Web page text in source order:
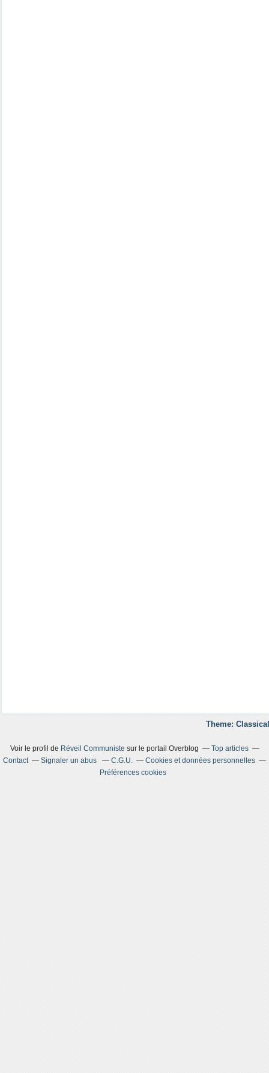
Theme:
Voir le profil de Réveil Communiste sur le portail Overblog
Top articles
Contact
Signaler un abus C.G.U.
Cookies et données personnelles
Préférences cookies